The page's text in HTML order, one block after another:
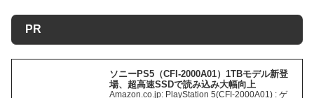
PR
ソニーPS5（CFI-2000A01）1TBモデル新登
場、超高速SSDで読み込み大幅向上
Amazon.co.jp: PlayStation 5(CFI-2000A01) : ゲ